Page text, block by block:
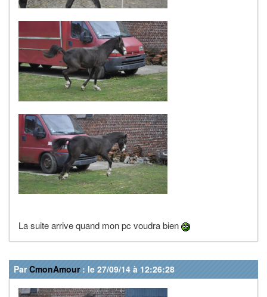
La suite arrive quand mon pc voudra bien
ParCmonAmour: le 27/09/14 à 12:26:28